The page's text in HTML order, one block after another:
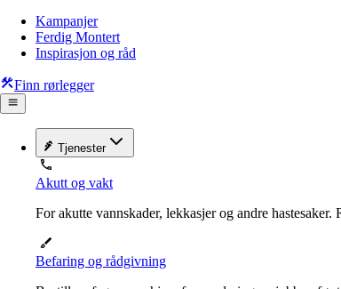
Kampanjer
Ferdig Montert
Inspirasjon og råd
Finn rørlegger
Tjenester
Akutt og vakt
For akutte vannskader, lekkasjer og andre
Befaring og rådgivning